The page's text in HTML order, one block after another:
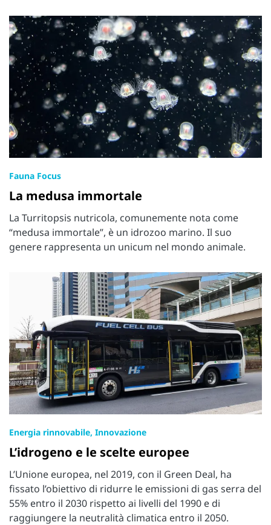
Fauna Focus
La medusa immortale
La Turritopsis nutricola, comunemente nota come
“medusa immortale”, è un idrozoo marino. Il suo
genere rappresenta un unicum nel mondo animale.
Energia rinnovabile, Innovazione
L’idrogeno e le scelte europee
L’Unione europea, nel 2019, con il Green Deal, ha
fissato l’obiettivo di ridurre le emissioni di gas serra del
55% entro il 2030 rispetto ai livelli del 1990 e di
raggiungere la neutralità climatica entro il 2050.